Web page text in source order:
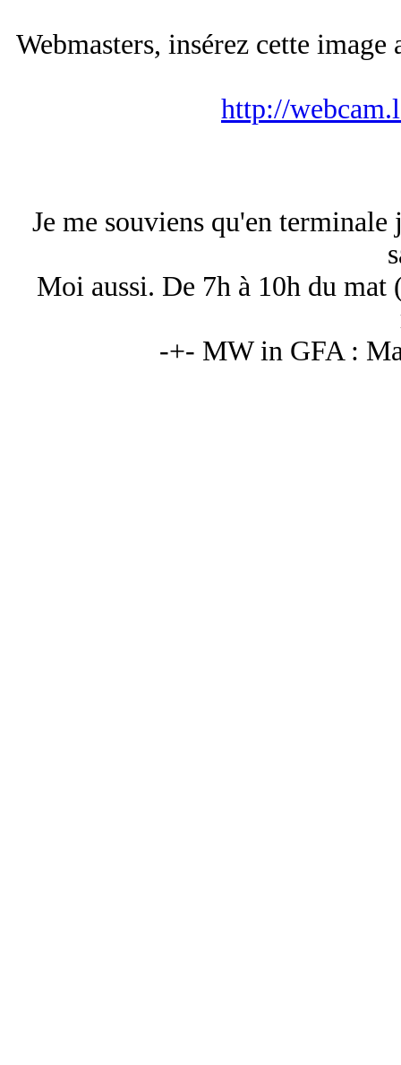
Webmasters, insérez cette
http://
Je me souviens qu'en terminale
Moi aussi. De 7h à 10h du
-+- MW in GFA :